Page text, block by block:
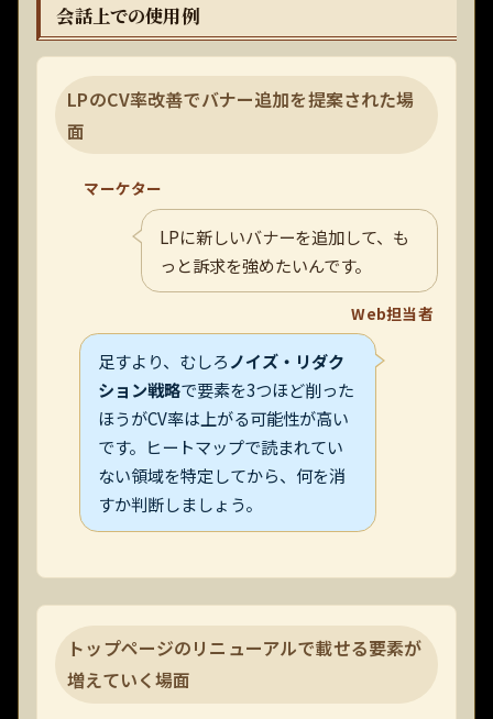
会話上での使用例
LPのCV率改善でバナー追加を提案された場
面
マーケター
LPに新しいバナーを追加して、も
っと訴求を強めたいんです。
Web担当者
足すより、むしろノイズ・リダク
ション戦略で要素を3つほど削った
ほうがCV率は上がる可能性が高い
です。ヒートマップで読まれてい
ない領域を特定してから、何を消
すか判断しましょう。
トップページのリニューアルで載せる要素が
増えていく場面